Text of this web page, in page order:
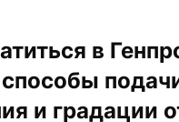
в
и градации